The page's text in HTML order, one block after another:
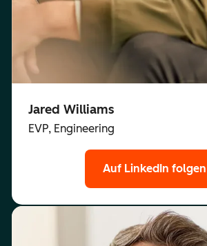
Jared Williams
EVP, Engineering
Auf LinkedIn folgen